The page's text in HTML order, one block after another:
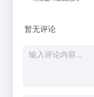
暂无评论